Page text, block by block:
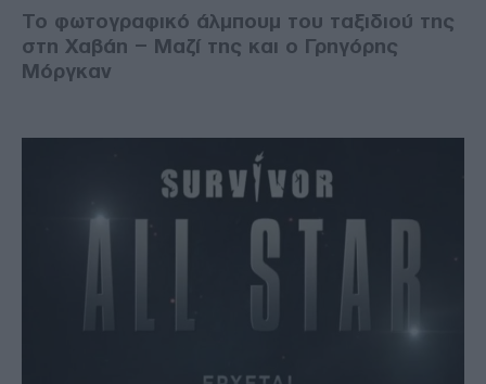
Το φωτογραφικό άλμπουμ του ταξιδιού της
στη Χαβάη – Μαζί της και ο Γρηγόρης
Μόργκαν